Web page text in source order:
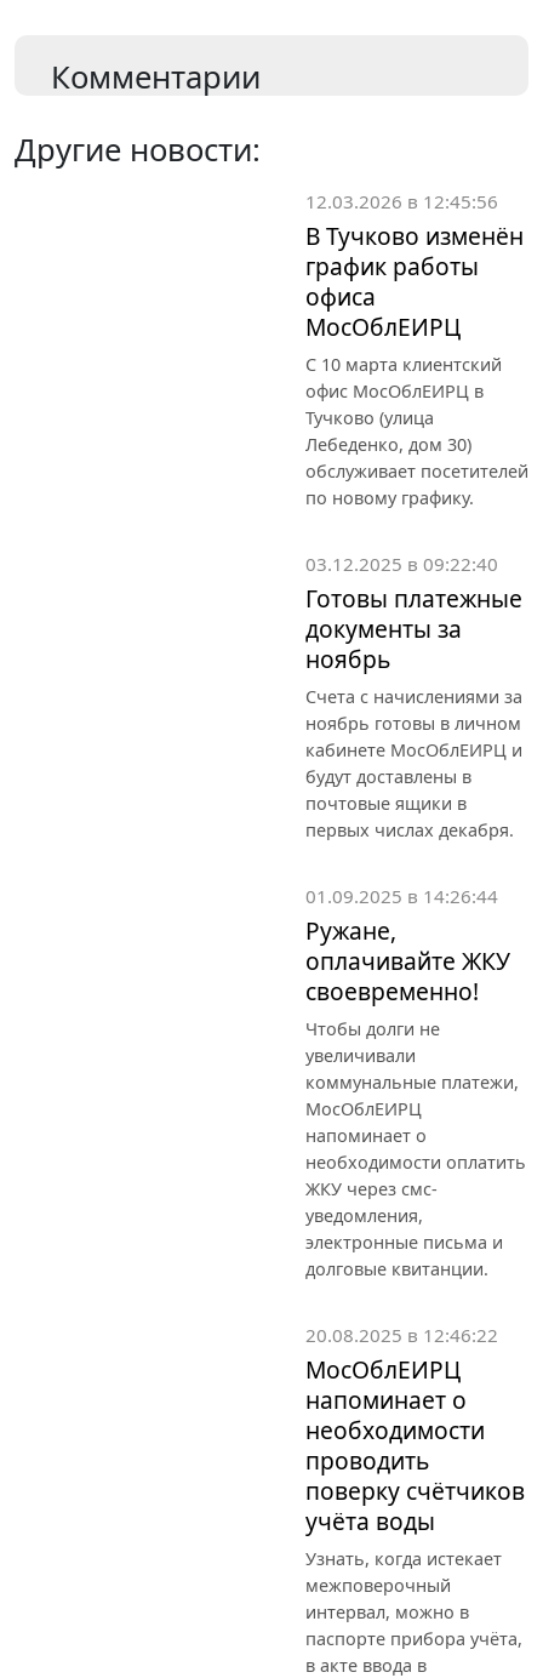
Комментарии
Другие новости:
12.03.2026 в 12:45:56
В Тучково изменён
график работы
офиса
МосОблЕИРЦ
С 10 марта клиентский
офис МосОблЕИРЦ в
Тучково (улица
Лебеденко, дом 30)
обслуживает посетителей
по новому графику.
03.12.2025 в 09:22:40
Готовы платежные
документы за
ноябрь
Счета с начислениями за
ноябрь готовы в личном
кабинете МосОблЕИРЦ и
будут доставлены в
почтовые ящики в
первых числах декабря.
01.09.2025 в 14:26:44
Ружане,
оплачивайте ЖКУ
своевременно!
Чтобы долги не
увеличивали
коммунальные платежи,
МосОблЕИРЦ
напоминает о
необходимости оплатить
ЖКУ через смс-
уведомления,
электронные письма и
долговые квитанции.
20.08.2025 в 12:46:22
МосОблЕИРЦ
напоминает о
необходимости
проводить
поверку счётчиков
учёта воды
Узнать, когда истекает
межповерочный
интервал, можно в
паспорте прибора учёта,
в акте ввода в